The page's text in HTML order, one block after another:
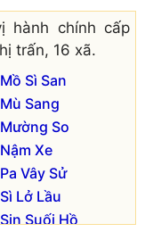
chính cấp
trấn, 16 xã.
Sì San
Sang
So
Xe
Vây Sử
Lở Lầu
Suối Hồ